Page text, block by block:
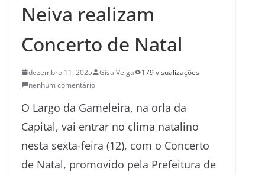
Neiva realizam
Concerto de Natal
dezembro 11, 2025 Gisa Veiga
179 visualizações
nenhum comentário
O Largo da Gameleira, na orla da
Capital, vai entrar no clima natalino
nesta sexta-feira (12), com o Concerto
de Natal, promovido pela Prefeitura de